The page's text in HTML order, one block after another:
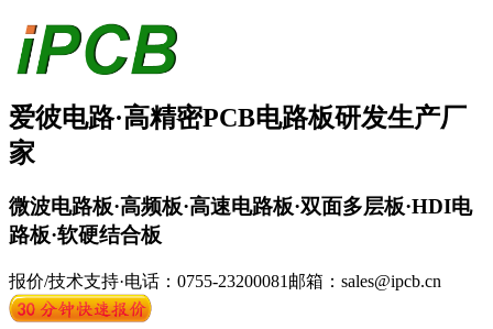
爱彼电路·高精密PCB电路板研发生产厂
家
微波电路板·高频板·高速电路板·双面多层板·HDI电
路板·软硬结合板
报价/技术支持·电话：0755-23200081 邮箱：sales@ipcb.cn